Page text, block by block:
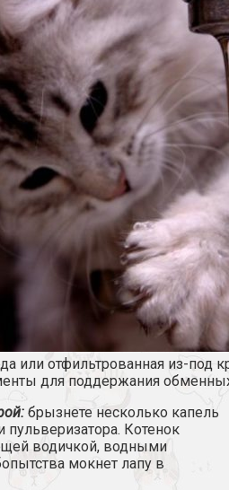
или отфильтрованная из-под
для поддержания
брызнете несколько капель
Котенок
водичкой, водными
мокнет лапу в